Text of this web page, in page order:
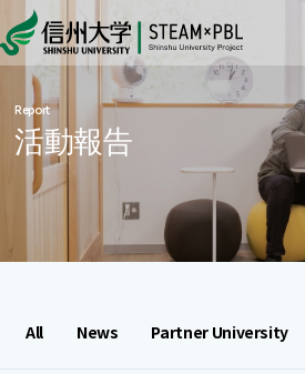
Report
活動報告
All News Partner University